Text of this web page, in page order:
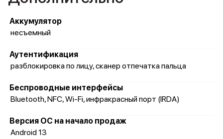
Аккумулятор
несъемный
Аутентификация
разблокировка по лицу, сканер отпечатка пальца
Беспроводные интерфейсы
Bluetooth, NFC, Wi-Fi, инфракрасный порт (IRDA)
Версия ОС на начало продаж
Android 13